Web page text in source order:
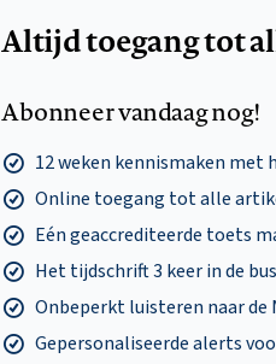
Altijd toegang tot
Abonneer vandaag nog!
12 weken kennismaken met
Online toegang tot alle
Eén geaccrediteerde toets
Het tijdschrift 3 keer in de bus
Onbeperkt luisteren naar de
Gepersonaliseerde alerts